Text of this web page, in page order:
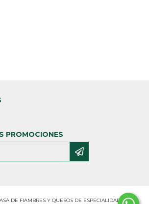
PROMOCIONES
DE FIAMBRES Y QUESOS DE ESPECIALIDAD. - 2026.